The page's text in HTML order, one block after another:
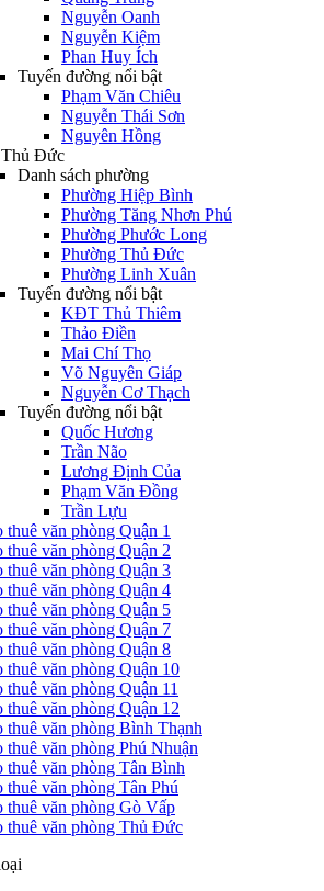
Nguyễn Oanh
Nguyễn Kiệm
Phan Huy Ích
Tuyến đường nổi bật
Phạm Văn Chiêu
Nguyễn Thái Sơn
Nguyên Hồng
Thủ Đức
Danh sách phường
Phường Hiệp Bình
Phường Tăng Nhơn Phú
Phường Phước Long
Phường Thủ Đức
Phường Linh Xuân
Tuyến đường nổi bật
KĐT Thủ Thiêm
Thảo Điền
Mai Chí Thọ
Võ Nguyên Giáp
Nguyễn Cơ Thạch
Tuyến đường nổi bật
Quốc Hương
Trần Não
Lương Định Của
Phạm Văn Đồng
Trần Lựu
thuê văn phòng Quận 1
thuê văn phòng Quận 2
thuê văn phòng Quận 3
thuê văn phòng Quận 4
thuê văn phòng Quận 5
thuê văn phòng Quận 7
thuê văn phòng Quận 8
thuê văn phòng Quận 10
thuê văn phòng Quận 11
thuê văn phòng Quận 12
thuê văn phòng Bình Thạnh
thuê văn phòng Phú Nhuận
thuê văn phòng Tân Bình
thuê văn phòng Tân Phú
thuê văn phòng Gò Vấp
thuê văn phòng Thủ Đức